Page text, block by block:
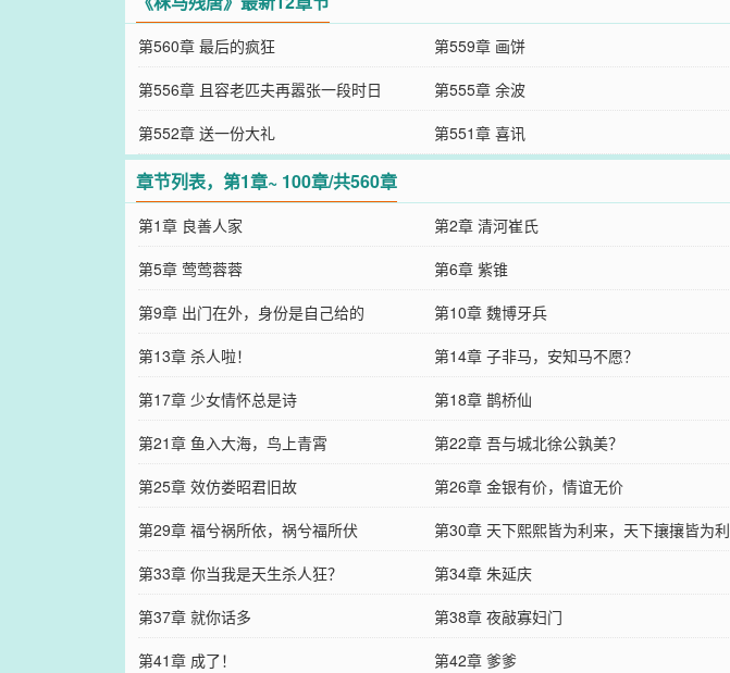
第560章 最后的疯狂 第559章 画饼
第556章 且容老匹夫再嚣张一段时日
第555章 余波
第552章 送一份大礼
第551章 喜讯
章节列表，第1章~ 100章/共560章
第1章 良善人家 第2章 清河崔氏
第5章 莺莺蓉蓉
第6章 紫锥
第9章 出门在外，身份是自己给的
第10章 魏博牙兵
第13章 杀人啦！
第14章 子非马，安知马不愿？
第17章 少女情怀总是诗
第18章 鹊桥仙
第21章 鱼入大海，鸟上青霄
第22章 吾与城北徐公孰美？
第25章 效仿娄昭君旧故
第26章 金银有价，情谊无价
第29章 福兮祸所依，祸兮福所伏
第30章 天下熙熙皆为利来，天下攘攘皆为利
往
第33章 你当我是天生杀人狂？
第34章 朱延庆
第37章 就你话多
第38章 夜敲寡妇门
第41章 成了！
第42章 爹爹